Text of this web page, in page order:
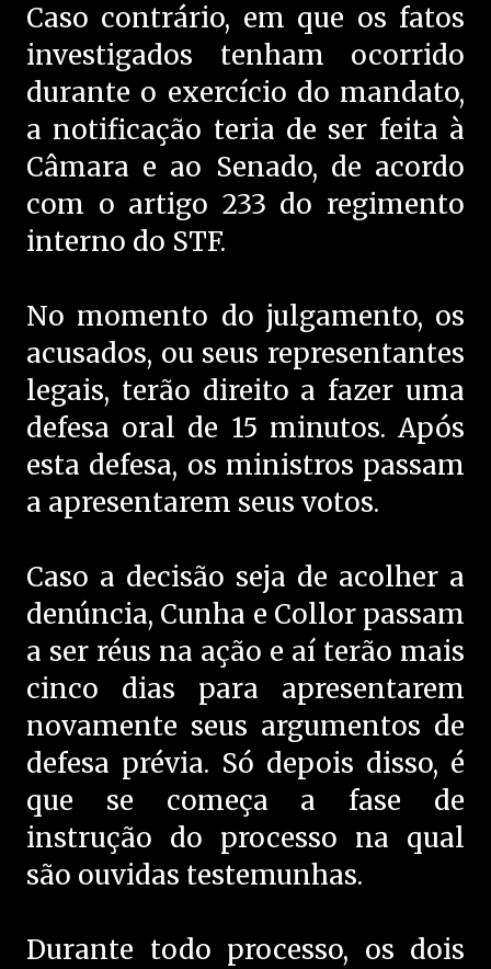
Caso contrário, em que os fatos
investigados tenham ocorrido
durante o exercício do mandato,
a notificação teria de ser feita à
Câmara e ao Senado, de acordo
com o artigo 233 do regimento
interno do STF.
No momento do julgamento, os
acusados, ou seus representantes
legais, terão direito a fazer uma
defesa oral de 15 minutos. Após
esta defesa, os ministros passam
a apresentarem seus votos.
Caso a decisão seja de acolher a
denúncia, Cunha e Collor passam
a ser réus na ação e aí terão mais
cinco dias para apresentarem
novamente seus argumentos de
defesa prévia. Só depois disso, é
que se começa a fase de
instrução do processo na qual
são ouvidas testemunhas.
Durante todo processo, os dois